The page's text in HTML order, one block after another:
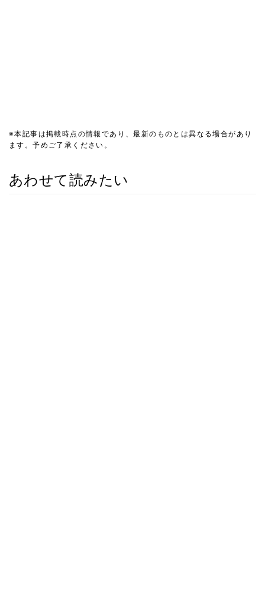
※本記事は掲載時点の情報であり、最新のものとは異なる場合があり
ます。予めご了承ください。
あわせて読みたい